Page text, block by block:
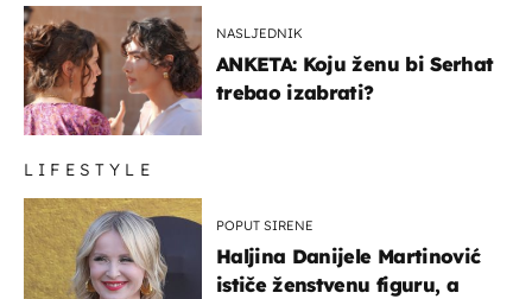
NASLJEDNIK
ANKETA: Koju ženu bi Serhat
trebao izabrati?
LIFESTYLE
POPUT SIRENE
Haljina Danijele Martinović
ističe ženstvenu figuru, a